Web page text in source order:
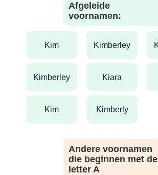
Afgeleide
voornamen:
kim kimberley
kimberley kiara
kim kimberly
Andere voornamen
die beginnen met de
letter A